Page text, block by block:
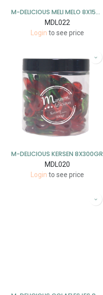
M-DELICIOUS MELI MELO 8X150GR
MDL022
Login to see price
M-DELICIOUS KERSEN 8X300GR
MDL020
Login to see price